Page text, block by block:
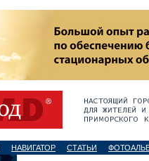
НАВИГАТОР СТАТЬИ